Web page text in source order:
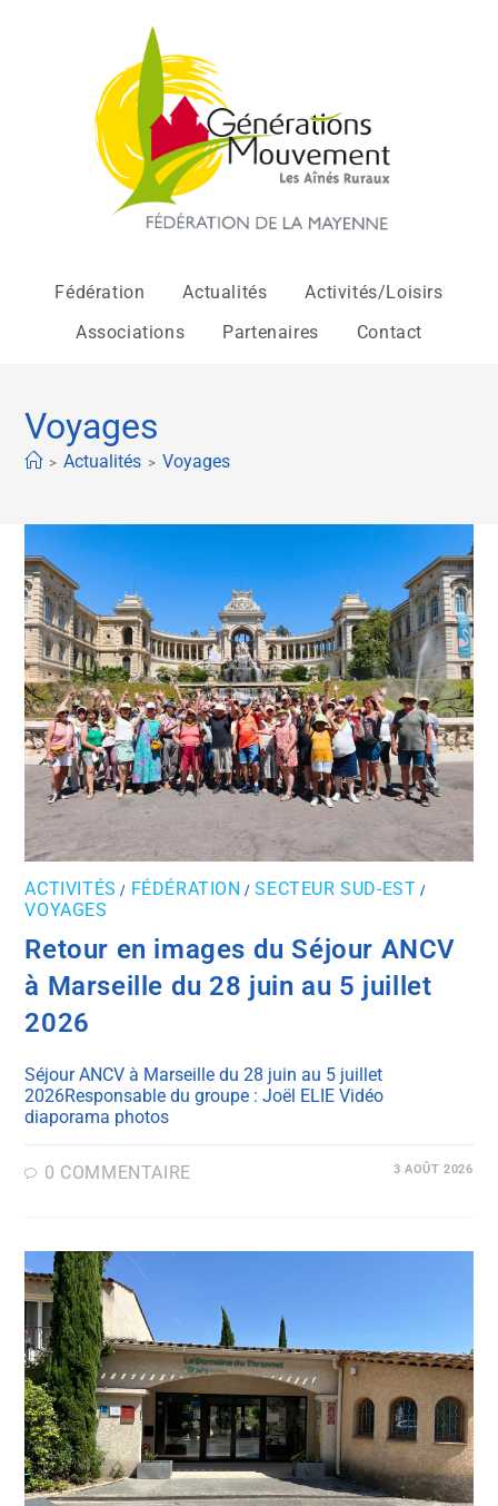
Fédération Actualités
Activités/Loisirs
Associations
Partenaires Contact
Voyages
> Actualités > Voyages
ACTIVITÉS / FÉDÉRATION /SECTEUR SUD-EST /
VOYAGES
Retour en images du Séjour ANCV
à Marseille du 28 juin au 5 juillet
2026
Séjour ANCV à Marseille du 28 juin au 5 juillet
2026Responsable du groupe : Joël ELIE Vidéo
diaporama photos
0 COMMENTAIRE 3 AOÛT 2026